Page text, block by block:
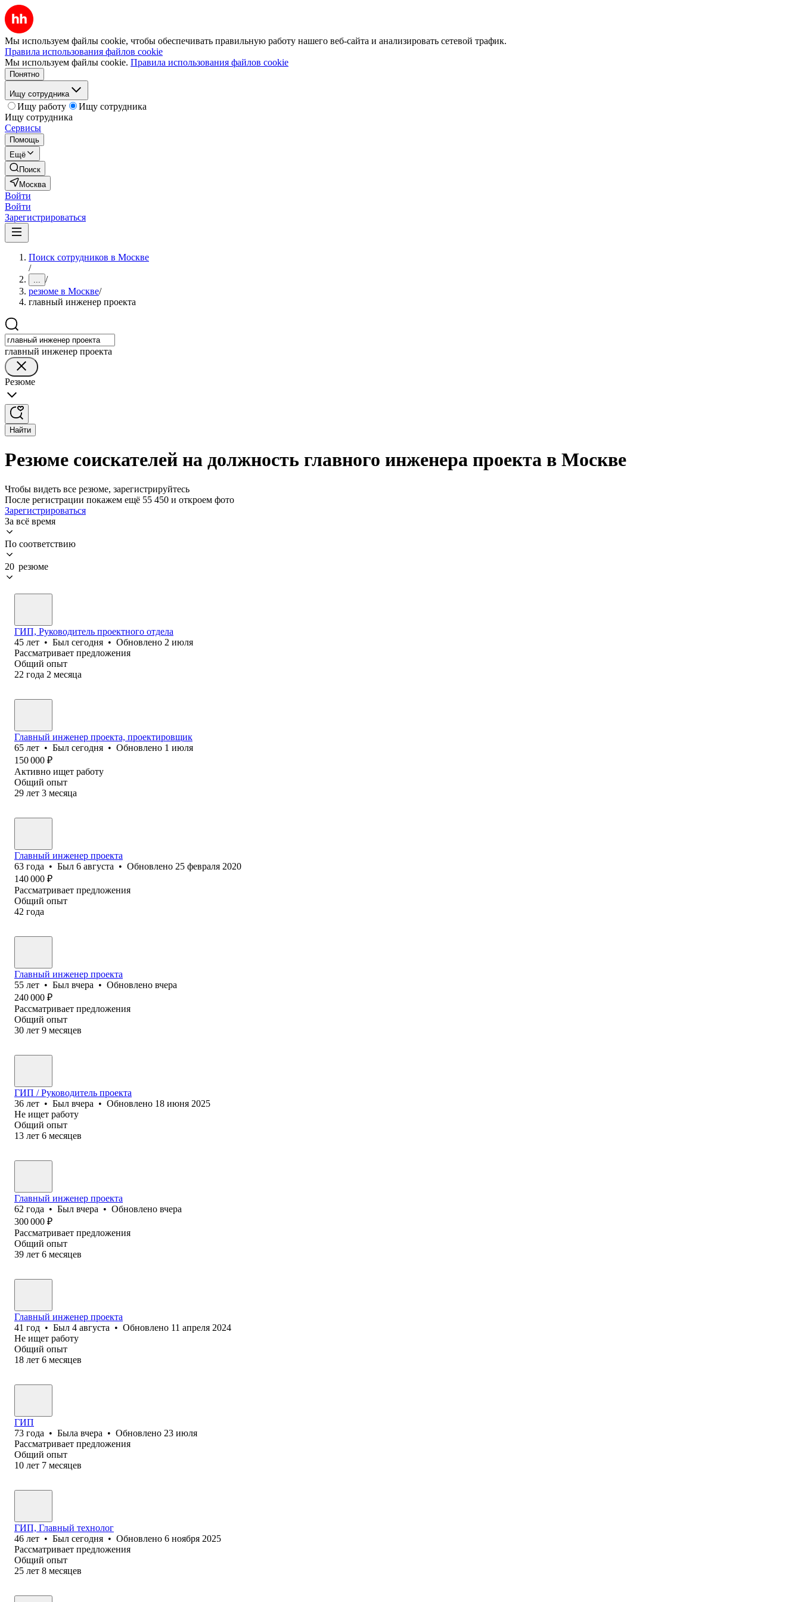
Мы используем файлы cookie, чтобы обеспечивать правильную работу нашего веб-сайта и анализировать сетевой трафик.
Правила использования файлов cookie
Мы используем файлы cookie. Правила использования файлов cookie
Понятно
Ищу сотрудника
Ищу работу
Ищу сотрудника
Ищу сотрудника
Сервисы
Помощь
Ещё
Поиск
Москва
Войти
Войти
Зарегистрироваться
Поиск сотрудников в Москве
/
... /
резюме в Москве/
главный инженер проекта
главный инженер проекта
Резюме
Найти
Резюме соискателей на должность главного инженера проекта в Москве
Чтобы видеть все резюме, зарегистрируйтесь
После регистрации покажем ещё 55 450 и откроем фото
Зарегистрироваться
За всё время
По соответствию
20 резюме
ГИП, Руководитель проектного отдела
45 лет • Был сегодня • Обновлено 2 июля
Рассматривает предложения
Общий опыт
22 года 2 месяца
Главный инженер проекта, проектировщик
65 лет • Был сегодня • Обновлено 1 июля
150 000 ₽
Активно ищет работу
Общий опыт
29 лет 3 месяца
Главный инженер проекта
63 года • Был 6 августа • Обновлено 25 февраля 2020
140 000 ₽
Рассматривает предложения
Общий опыт
42 года
Главный инженер проекта
55 лет • Был вчера • Обновлено вчера
240 000 ₽
Рассматривает предложения
Общий опыт
30 лет 9 месяцев
ГИП / Руководитель проекта
36 лет • Был вчера • Обновлено 18 июня 2025
Не ищет работу
Общий опыт
13 лет 6 месяцев
Главный инженер проекта
62 года • Был вчера • Обновлено вчера
300 000 ₽
Рассматривает предложения
Общий опыт
39 лет 6 месяцев
Главный инженер проекта
41 год • Был 4 августа • Обновлено 11 апреля 2024
Не ищет работу
Общий опыт
18 лет 6 месяцев
ГИП
73 года • Была вчера • Обновлено 23 июля
Рассматривает предложения
Общий опыт
10 лет 7 месяцев
ГИП, Главный технолог
46 лет • Был сегодня • Обновлено 6 ноября 2025
Рассматривает предложения
Общий опыт
25 лет 8 месяцев